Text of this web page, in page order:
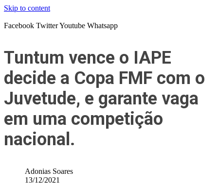
Skip to content
Facebook TwitterYoutube Whatsapp
Tuntum vence o IAPE
decide a Copa FMF com o
Juvetude, e garante vaga
em uma competição
nacional.
Adonias Soares
13/12/2021